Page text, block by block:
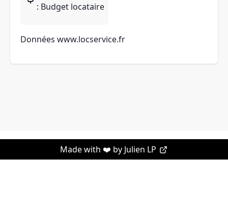
: Budget locataire
Données www.locservice.fr
Made with ❤️ by Julien LP